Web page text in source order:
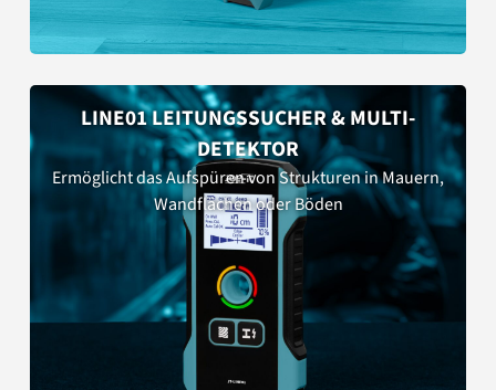
LINE01 LEITUNGSSUCHER & MULTI-
DETEKTOR
Ermöglicht das Aufspüren von Strukturen in Mauern,
Wandflächen oder Böden